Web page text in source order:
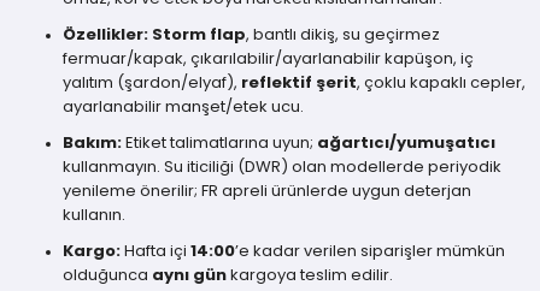
Özellikler: Storm flap, bantlı dikiş, su geçirmez
fermuar/kapak, çıkarılabilir/ayarlanabilir kapüşon, iç
yalıtım (şardon/elyaf), reflektif şerit, çoklu kapaklı cepler,
ayarlanabilir manşet/etek ucu.
Bakım: Etiket talimatlarına uyun; ağartıcı/yumuşatıcı
kullanmayın. Su iticiliği (DWR) olan modellerde periyodik
yenileme önerilir; FR apreli ürünlerde uygun deterjan
kullanın.
Kargo: Hafta içi 14:00’e kadar verilen siparişler mümkün
olduğunca aynı gün kargoya teslim edilir.